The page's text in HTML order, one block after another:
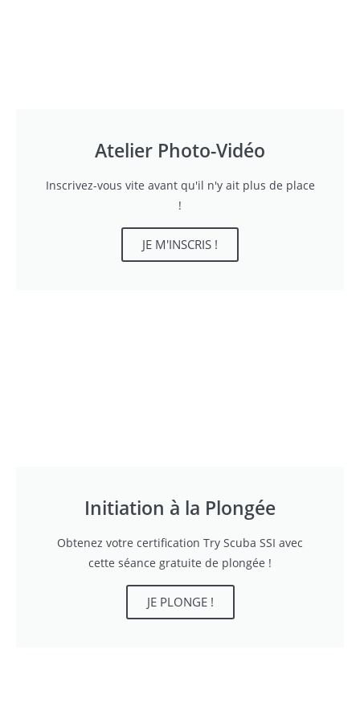
Atelier Photo-Vidéo
Inscrivez-vous vite avant qu'il n'y ait plus de place
!
JE M'INSCRIS !
Initiation à la Plongée
Obtenez votre certification Try Scuba SSI avec
cette séance gratuite de plongée !
JE PLONGE !